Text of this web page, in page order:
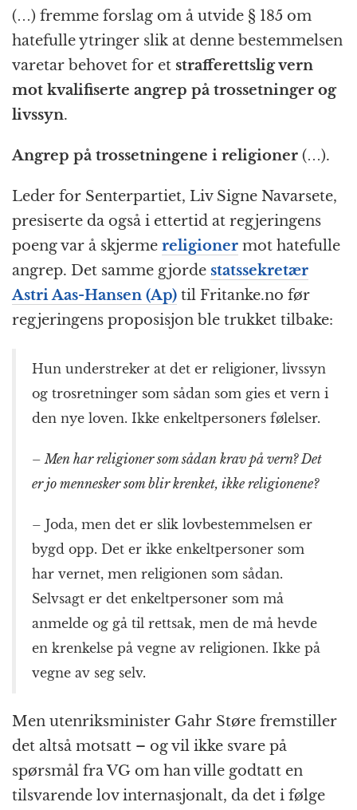
(…) fremme forslag om å utvide § 185 om
hatefulle ytringer slik at denne bestemmelsen
varetar behovet for et strafferettslig vern
mot kvalifiserte angrep på trossetninger og
livssyn.
Angrep på trossetningene i religioner (…).
Leder for Senterpartiet, Liv Signe Navarsete,
presiserte da også i ettertid at regjeringens
poeng var å skjerme religioner mot hatefulle
angrep. Det samme gjorde statssekretær
Astri Aas-Hansen (Ap) til Fritanke.no før
regjeringens proposisjon ble trukket tilbake:
Hun understreker at det er religioner, livssyn
og trosretninger som sådan som gies et vern i
den nye loven. Ikke enkeltpersoners følelser.
– Men har religioner som sådan krav på vern? Det
er jo mennesker som blir krenket, ikke religionene?
– Joda, men det er slik lovbestemmelsen er
bygd opp. Det er ikke enkeltpersoner som
har vernet, men religionen som sådan.
Selvsagt er det enkeltpersoner som må
anmelde og gå til rettsak, men de må hevde
en krenkelse på vegne av religionen. Ikke på
vegne av seg selv.
Men utenriksminister Gahr Støre fremstiller
det altså motsatt – og vil ikke svare på
spørsmål fra VG om han ville godtatt en
tilsvarende lov internasjonalt, da det i følge